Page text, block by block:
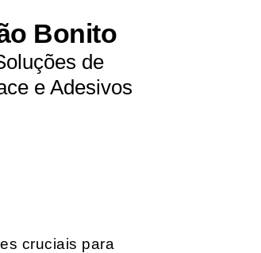
Bonito
de
e Adesivos
cruciais para